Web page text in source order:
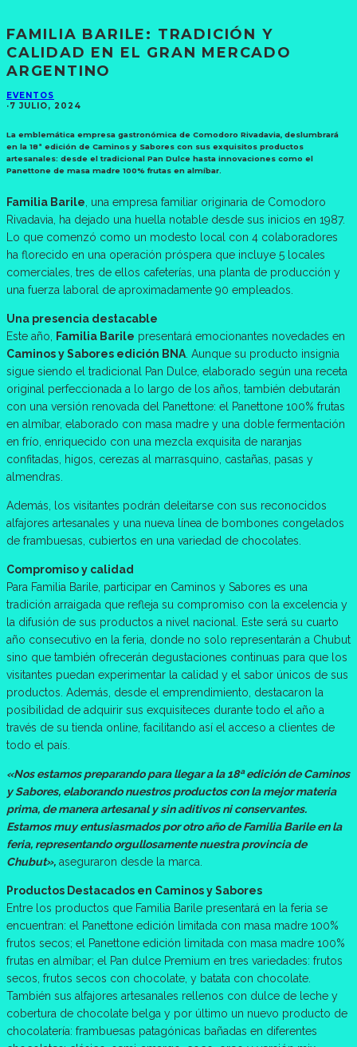
FAMILIA BARILE: TRADICIÓN Y
CALIDAD EN EL GRAN MERCADO
ARGENTINO
EVENTOS
·7 JULIO, 2024
La emblemática empresa gastronómica de Comodoro Rivadavia, deslumbrará
en la 18ª edición de Caminos y Sabores con sus exquisitos productos
artesanales: desde el tradicional Pan Dulce hasta innovaciones como el
Panettone de masa madre 100% frutas en almíbar.
Familia Barile, una empresa familiar originaria de Comodoro
Rivadavia, ha dejado una huella notable desde sus inicios en 1987.
Lo que comenzó como un modesto local con 4 colaboradores
ha florecido en una operación próspera que incluye 5 locales
comerciales, tres de ellos cafeterías, una planta de producción y
una fuerza laboral de aproximadamente 90 empleados.
Una presencia destacable
Este año, Familia Barile presentará emocionantes novedades en
Caminos y Sabores edición BNA. Aunque su producto insignia
sigue siendo el tradicional Pan Dulce, elaborado según una receta
original perfeccionada a lo largo de los años, también debutarán
con una versión renovada del Panettone: el Panettone 100% frutas
en almíbar, elaborado con masa madre y una doble fermentación
en frío, enriquecido con una mezcla exquisita de naranjas
confitadas, higos, cerezas al marrasquino, castañas, pasas y
almendras.
Además, los visitantes podrán deleitarse con sus reconocidos
alfajores artesanales y una nueva línea de bombones congelados
de frambuesas, cubiertos en una variedad de chocolates.
Compromiso y calidad
Para Familia Barile, participar en Caminos y Sabores es una
tradición arraigada que refleja su compromiso con la excelencia y
la difusión de sus productos a nivel nacional. Este será su cuarto
año consecutivo en la feria, donde no solo representarán a Chubut
sino que también ofrecerán degustaciones continuas para que los
visitantes puedan experimentar la calidad y el sabor únicos de sus
productos. Además, desde el emprendimiento, destacaron la
posibilidad de adquirir sus exquisiteces durante todo el año a
través de su tienda online, facilitando así el acceso a clientes de
todo el país.
«Nos estamos preparando para llegar a la 18ª edición de Caminos
y Sabores, elaborando nuestros productos con la mejor materia
prima, de manera artesanal y sin aditivos ni conservantes.
Estamos muy entusiasmados por otro año de Familia Barile en la
feria, representando orgullosamente nuestra provincia de
Chubut», aseguraron desde la marca.
Productos Destacados en Caminos y Sabores
Entre los productos que Familia Barile presentará en la feria se
encuentran: el Panettone edición limitada con masa madre 100%
frutos secos; el Panettone edición limitada con masa madre 100%
frutas en almíbar; el Pan dulce Premium en tres variedades: frutos
secos, frutos secos con chocolate, y batata con chocolate.
También sus alfajores artesanales rellenos con dulce de leche y
cobertura de chocolate belga y por último un nuevo producto de
chocolatería: frambuesas patagónicas bañadas en diferentes